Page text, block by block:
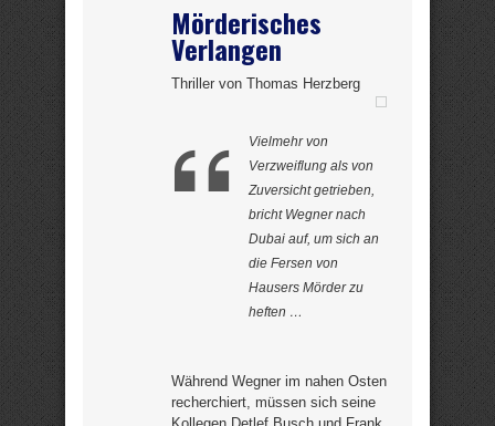
Mörderisches
Verlangen
Thriller von Thomas Herzberg
Vielmehr von
Verzweiflung als von
Zuversicht getrieben,
bricht Wegner nach
Dubai auf, um sich an
die Fersen von
Hausers Mörder zu
heften …
Während Wegner im nahen Osten
recherchiert, müssen sich seine